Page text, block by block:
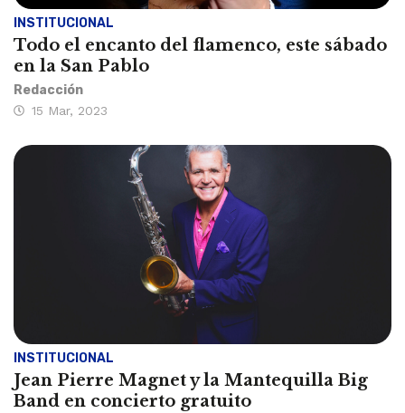
INSTITUCIONAL
Todo el encanto del flamenco, este sábado
en la San Pablo
Redacción
15 Mar, 2023
INSTITUCIONAL
Jean Pierre Magnet y la Mantequilla Big
Band en concierto gratuito